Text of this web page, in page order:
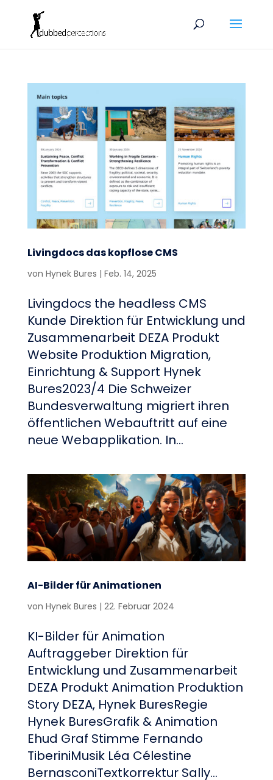
Livingdocs das kopflose CMS
von Hynek Bures | Feb. 14, 2025
Livingdocs the headless CMS
Kunde Direktion für Entwicklung und
Zusammenarbeit DEZA Produkt
Website Produktion Migration,
Einrichtung & Support Hynek
Bures2023/4 Die Schweizer
Bundesverwaltung migriert ihren
öffentlichen Webauftritt auf eine
neue Webapplikation. In...
AI-Bilder für Animationen
von Hynek Bures | 22. Februar 2024
KI-Bilder für Animation
Auftraggeber Direktion für
Entwicklung und Zusammenarbeit
DEZA Produkt Animation Produktion
Story DEZA, Hynek BuresRegie
Hynek BuresGrafik & Animation
Ehud Graf Stimme Fernando
TiberiniMusik Léa Célestine
BernasconiTextkorrektur Sally...